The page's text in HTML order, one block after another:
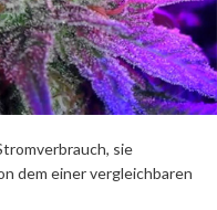
sie
dem einer vergleichbaren